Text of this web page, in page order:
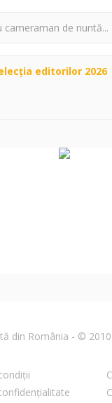
editorilor 2026
din România - ©